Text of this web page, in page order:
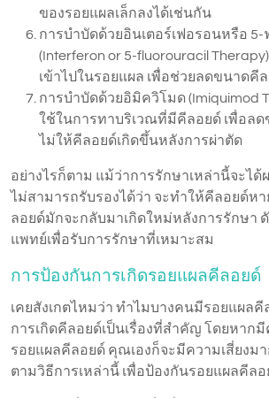
ของรอยแผลเล็กลงได้เช่นกัน
การบำบัดด้วยอินเตอร์เฟอรอนหรือ
(Interferon or 5-fluorouracil
เข้าไปในรอยแผล เพื่อช่วยลดขนาดคี
การบำบัดด้วยอิมิควิโมด (Imiquimod
ใช้ในการทาบริเวณที่มีคีลอยด์ เพื่อล
ไม่ให้คีลอยด์เกิดขึ้นหลังการผ่าตัด
อย่างไรก็ตาม แม้ว่าการรักษาเหล่านี้จะได้
ไม่สามารถรับรองได้ว่า จะทำให้คีลอยด์หา
ลอยด์มักจะกลับมาเกิดใหม่หลังการรักษา
แพทย์เพื่อรับการรักษาที่เหมาะสม
การป้องกันการเกิดรอยแผลคีลอยด์
เคยสังเกตไหมว่า ทำไมบางคนมีรอยแผลคี
การเกิดคีลอยด์เป็นเรื่องที่สำคัญ โดยหาก
รอยแผลคีลอยด์ คุณเองก็จะมีความเสี่ยงม
ตามวิธีการเหล่านี้ เพื่อป้องกันรอยแผลคีลอ